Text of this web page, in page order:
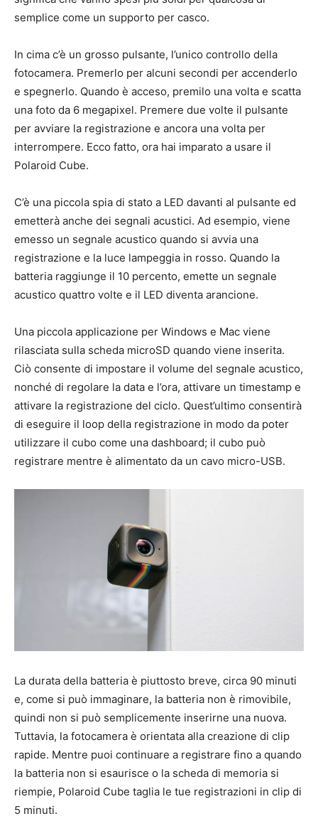
semplice come un supporto per casco.
In cima c’è un grosso pulsante, l’unico controllo della
fotocamera. Premerlo per alcuni secondi per accenderlo
e spegnerlo. Quando è acceso, premilo una volta e scatta
una foto da 6 megapixel. Premere due volte il pulsante
per avviare la registrazione e ancora una volta per
interrompere. Ecco fatto, ora hai imparato a usare il
Polaroid Cube.
C’è una piccola spia di stato a LED davanti al pulsante ed
emetterà anche dei segnali acustici. Ad esempio, viene
emesso un segnale acustico quando si avvia una
registrazione e la luce lampeggia in rosso. Quando la
batteria raggiunge il 10 percento, emette un segnale
acustico quattro volte e il LED diventa arancione.
Una piccola applicazione per Windows e Mac viene
rilasciata sulla scheda microSD quando viene inserita.
Ciò consente di impostare il volume del segnale acustico,
nonché di regolare la data e l’ora, attivare un timestamp e
attivare la registrazione del ciclo. Quest’ultimo consentirà
di eseguire il loop della registrazione in modo da poter
utilizzare il cubo come una dashboard; il cubo può
registrare mentre è alimentato da un cavo micro-USB.
La durata della batteria è piuttosto breve, circa 90 minuti
e, come si può immaginare, la batteria non è rimovibile,
quindi non si può semplicemente inserirne una nuova.
Tuttavia, la fotocamera è orientata alla creazione di clip
rapide. Mentre puoi continuare a registrare fino a quando
la batteria non si esaurisce o la scheda di memoria si
riempie, Polaroid Cube taglia le tue registrazioni in clip di
5 minuti.